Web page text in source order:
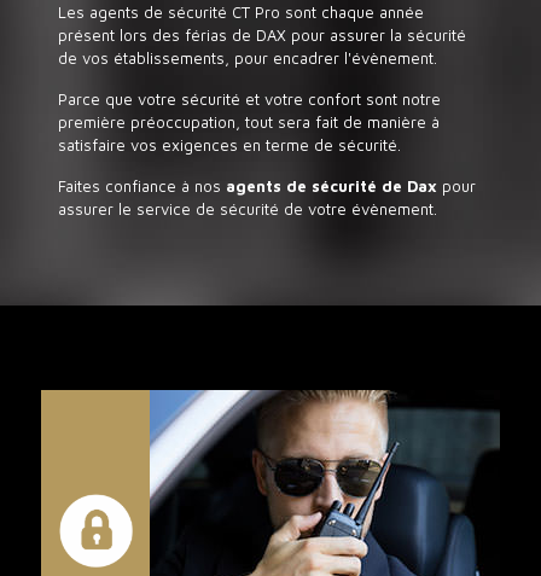
Les agents de sécurité CT Pro sont chaque année
présent lors des férias de DAX pour assurer la sécurité
de vos établissements, pour encadrer l'évènement.
Parce que votre sécurité et votre confort sont notre
première préoccupation, tout sera fait de manière à
satisfaire vos exigences en terme de sécurité.
Faites confiance à nos agents de sécurité de Dax pour
assurer le service de sécurité de votre évènement.